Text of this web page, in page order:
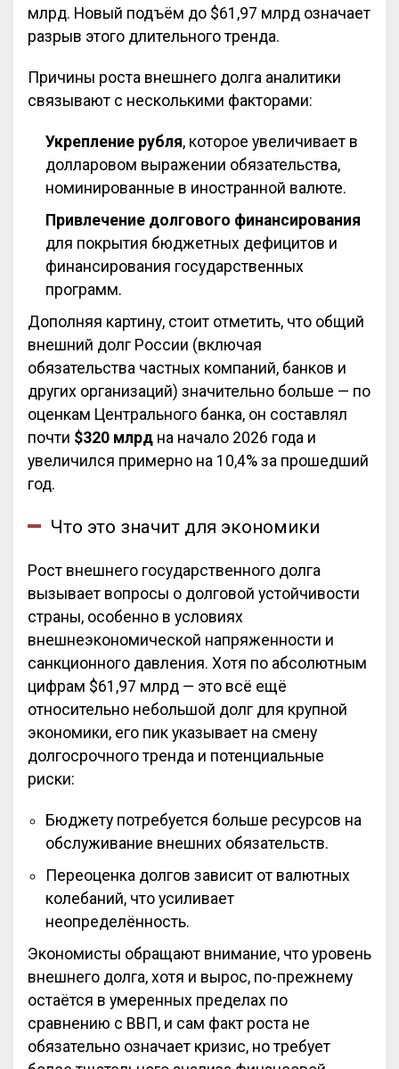
млрд. Новый подъём до $61,97 млрд означает
разрыв этого длительного тренда.
Причины роста внешнего долга аналитики
связывают с несколькими факторами:
Укрепление рубля, которое увеличивает в
долларовом выражении обязательства,
номинированные в иностранной валюте.
Привлечение долгового финансирования
для покрытия бюджетных дефицитов и
финансирования государственных
программ.
Дополняя картину, стоит отметить, что общий
внешний долг России (включая
обязательства частных компаний, банков и
других организаций) значительно больше — по
оценкам Центрального банка, он составлял
почти $320 млрд на начало 2026 года и
увеличился примерно на 10,4% за прошедший
год.
Что это значит для экономики
Рост внешнего государственного долга
вызывает вопросы о долговой устойчивости
страны, особенно в условиях
внешнеэкономической напряженности и
санкционного давления. Хотя по абсолютным
цифрам $61,97 млрд — это всё ещё
относительно небольшой долг для крупной
экономики, его пик указывает на смену
долгосрочного тренда и потенциальные
риски:
Бюджету потребуется больше ресурсов на
обслуживание внешних обязательств.
Переоценка долгов зависит от валютных
колебаний, что усиливает
неопределённость.
Экономисты обращают внимание, что уровень
внешнего долга, хотя и вырос, по-прежнему
остаётся в умеренных пределах по
сравнению с ВВП, и сам факт роста не
обязательно означает кризис, но требует